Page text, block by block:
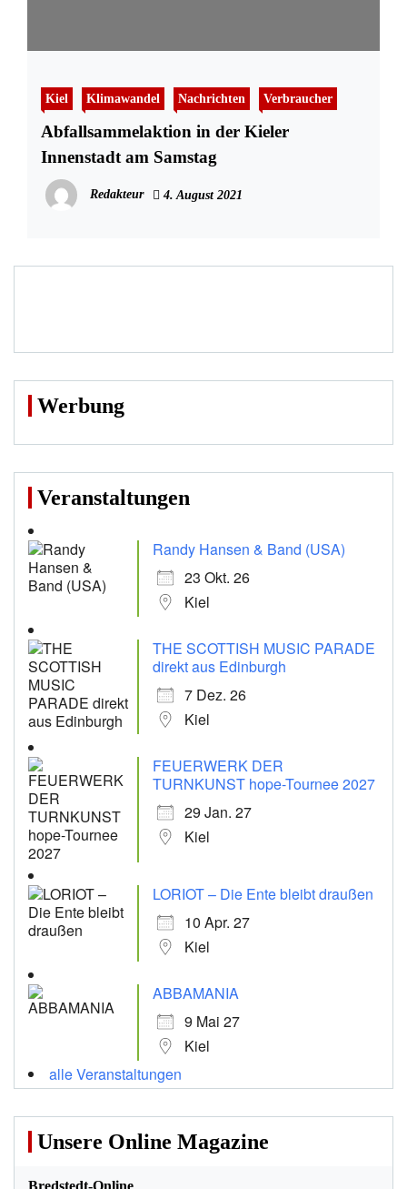
Kiel Klimawandel Nachrichten Verbraucher
Abfallsammelaktion in der Kieler
Innenstadt am Samstag
Redakteur 4. August 2021
Werbung
Veranstaltungen
Randy Hansen & Band (USA)
23 Okt. 26
Kiel
THE SCOTTISH MUSIC PARADE
direkt aus Edinburgh
7 Dez. 26
Kiel
FEUERWERK DER
TURNKUNST hope-Tournee 2027
29 Jan. 27
Kiel
LORIOT – Die Ente bleibt draußen
10 Apr. 27
Kiel
ABBAMANIA
9 Mai 27
Kiel
alle Veranstaltungen
Unsere Online Magazine